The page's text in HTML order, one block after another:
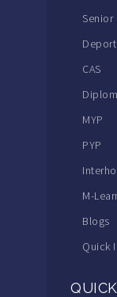
Senior
CAS
MYP
PYP
M-
Blogs
Quick